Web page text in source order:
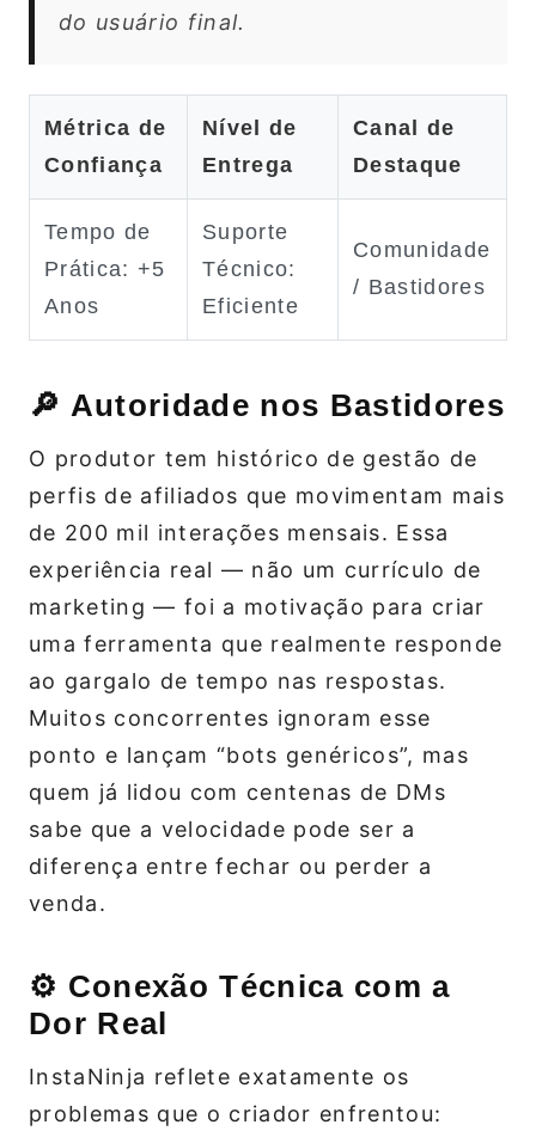
do usuário final.
Métrica de
Confiança
Nível de
Entrega
Canal de
Destaque
Tempo de
Prática: +5
Anos
Suporte
Técnico:
Eficiente
Comunidade
/ Bastidores
🔎 Autoridade nos Bastidores
O produtor tem histórico de gestão de
perfis de afiliados que movimentam mais
de 200 mil interações mensais. Essa
experiência real — não um currículo de
marketing — foi a motivação para criar
uma ferramenta que realmente responde
ao gargalo de tempo nas respostas.
Muitos concorrentes ignoram esse
ponto e lançam “bots genéricos”, mas
quem já lidou com centenas de DMs
sabe que a velocidade pode ser a
diferença entre fechar ou perder a
venda.
⚙️ Conexão Técnica com a
Dor Real
InstaNinja reflete exatamente os
problemas que o criador enfrentou: